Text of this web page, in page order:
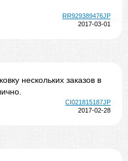
RR929389476JP
2017-03-01
нескольких заказов в
CI021815187JP
2017-02-28